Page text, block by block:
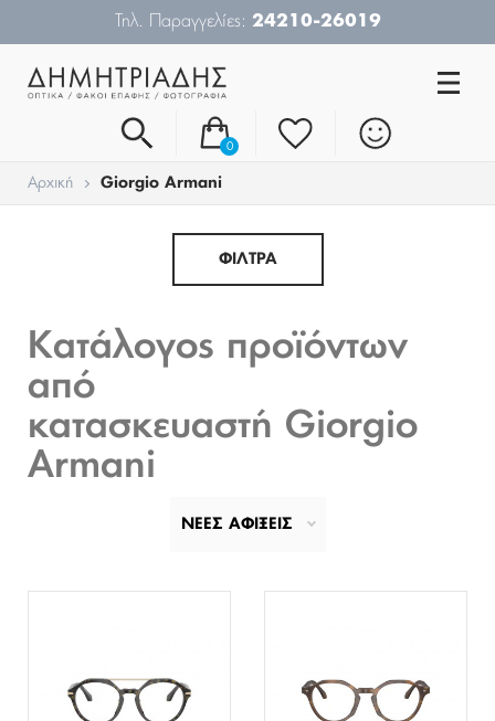
Τηλ. Παραγγελίες: 24210-26019
0
Αρχική Giorgio Armani
ΦΙΛΤΡΑ
Κατάλογος προϊόντων
από
κατασκευαστή Giorgio
Armani
ΝΕΕΣ ΑΦΙΞΕΙΣ